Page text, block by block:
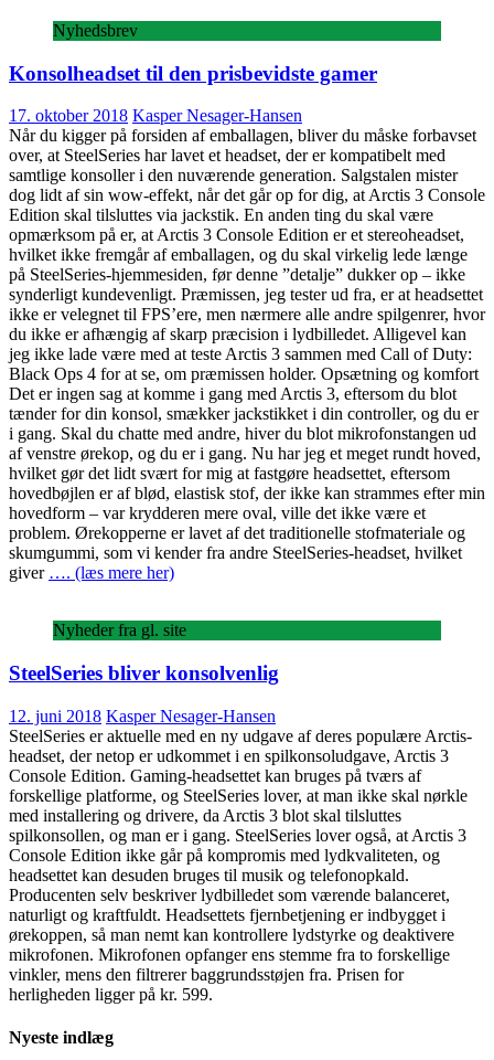
Nyhedsbrev
Konsolheadset til den prisbevidste gamer
17. oktober 2018 Kasper Nesager-Hansen
Når du kigger på forsiden af emballagen, bliver du måske forbavset
over, at SteelSeries har lavet et headset, der er kompatibelt med
samtlige konsoller i den nuværende generation. Salgstalen mister
dog lidt af sin wow-effekt, når det går op for dig, at Arctis 3 Console
Edition skal tilsluttes via jackstik. En anden ting du skal være
opmærksom på er, at Arctis 3 Console Edition er et stereoheadset,
hvilket ikke fremgår af emballagen, og du skal virkelig lede længe
på SteelSeries-hjemmesiden, før denne ”detalje” dukker op – ikke
synderligt kundevenligt. Præmissen, jeg tester ud fra, er at headsettet
ikke er velegnet til FPS’ere, men nærmere alle andre spilgenrer, hvor
du ikke er afhængig af skarp præcision i lydbilledet. Alligevel kan
jeg ikke lade være med at teste Arctis 3 sammen med Call of Duty:
Black Ops 4 for at se, om præmissen holder. Opsætning og komfort
Det er ingen sag at komme i gang med Arctis 3, eftersom du blot
tænder for din konsol, smækker jackstikket i din controller, og du er
i gang. Skal du chatte med andre, hiver du blot mikrofonstangen ud
af venstre ørekop, og du er i gang. Nu har jeg et meget rundt hoved,
hvilket gør det lidt svært for mig at fastgøre headsettet, eftersom
hovedbøjlen er af blød, elastisk stof, der ikke kan strammes efter min
hovedform – var krydderen mere oval, ville det ikke være et
problem. Ørekopperne er lavet af det traditionelle stofmateriale og
skumgummi, som vi kender fra andre SteelSeries-headset, hvilket
giver …. (læs mere her)
Nyheder fra gl. site
SteelSeries bliver konsolvenlig
12. juni 2018 Kasper Nesager-Hansen
SteelSeries er aktuelle med en ny udgave af deres populære Arctis-
headset, der netop er udkommet i en spilkonsoludgave, Arctis 3
Console Edition. Gaming-headsettet kan bruges på tværs af
forskellige platforme, og SteelSeries lover, at man ikke skal nørkle
med installering og drivere, da Arctis 3 blot skal tilsluttes
spilkonsollen, og man er i gang. SteelSeries lover også, at Arctis 3
Console Edition ikke går på kompromis med lydkvaliteten, og
headsettet kan desuden bruges til musik og telefonopkald.
Producenten selv beskriver lydbilledet som værende balanceret,
naturligt og kraftfuldt. Headsettets fjernbetjening er indbygget i
ørekoppen, så man nemt kan kontrollere lydstyrke og deaktivere
mikrofonen. Mikrofonen opfanger ens stemme fra to forskellige
vinkler, mens den filtrerer baggrundsstøjen fra. Prisen for
herligheden ligger på kr. 599.
Nyeste indlæg